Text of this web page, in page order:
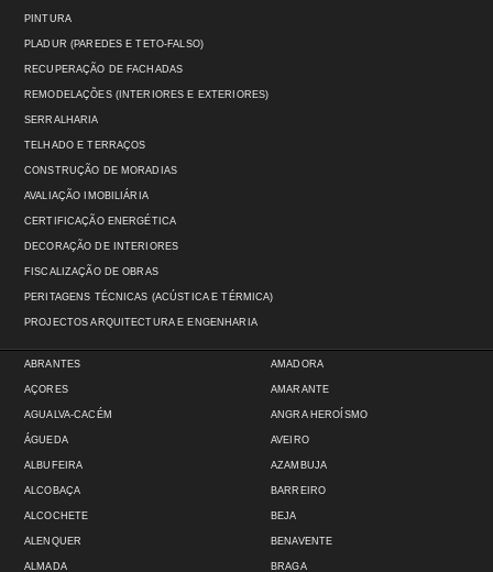
PINTURA
PLADUR (PAREDES E TETO-FALSO)
RECUPERAÇÃO DE FACHADAS
REMODELAÇÕES (INTERIORES E EXTERIORES)
SERRALHARIA
TELHADO E TERRAÇOS
CONSTRUÇÃO DE MORADIAS
AVALIAÇÃO IMOBILIÁRIA
CERTIFICAÇÃO ENERGÉTICA
DECORAÇÃO DE INTERIORES
FISCALIZAÇÃO DE OBRAS
PERITAGENS TÉCNICAS (ACÚSTICA E TÉRMICA)
PROJECTOS ARQUITECTURA E ENGENHARIA
ABRANTES
AÇORES
AGUALVA-CACÉM
ÁGUEDA
ALBUFEIRA
ALCOBAÇA
ALCOCHETE
ALENQUER
ALMADA
AMADORA
AMARANTE
ANGRA HEROÍSMO
AVEIRO
AZAMBUJA
BARREIRO
BEJA
BENAVENTE
BRAGA